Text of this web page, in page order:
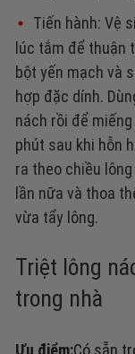
Tiến hành:Vệ
lúc tắm để thuận
bột yến mạch và
hợp đặc dính.
nách rồi để
phút sau khi hỗn
ra theo chiều
lần nữa và thoa
vừa tẩy lông.
Triệt lông
trong nhà